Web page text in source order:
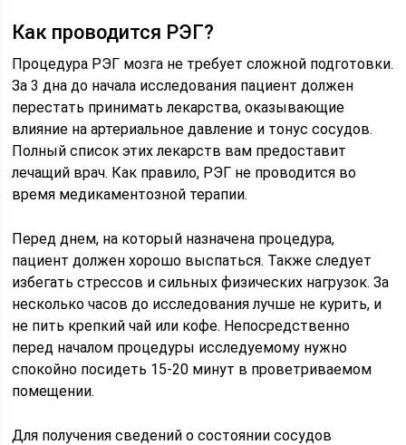
Как проводится РЭГ?
Процедура РЭГ мозга не требует сложной подготовки.
За 3 дна до начала исследования пациент должен
перестать принимать лекарства, оказывающие
влияние на артериальное давление и тонус сосудов.
Полный список этих лекарств вам предоставит
лечащий врач. Как правило, РЭГ не проводится во
время медикаментозной терапии.
Перед днем, на который назначена процедура,
пациент должен хорошо выспаться. Также следует
избегать стрессов и сильных физических нагрузок. За
несколько часов до исследования лучше не курить, и
не пить крепкий чай или кофе. Непосредственно
перед началом процедуры исследуемому нужно
спокойно посидеть 15-20 минут в проветриваемом
помещении.
Для получения сведений о состоянии сосудов